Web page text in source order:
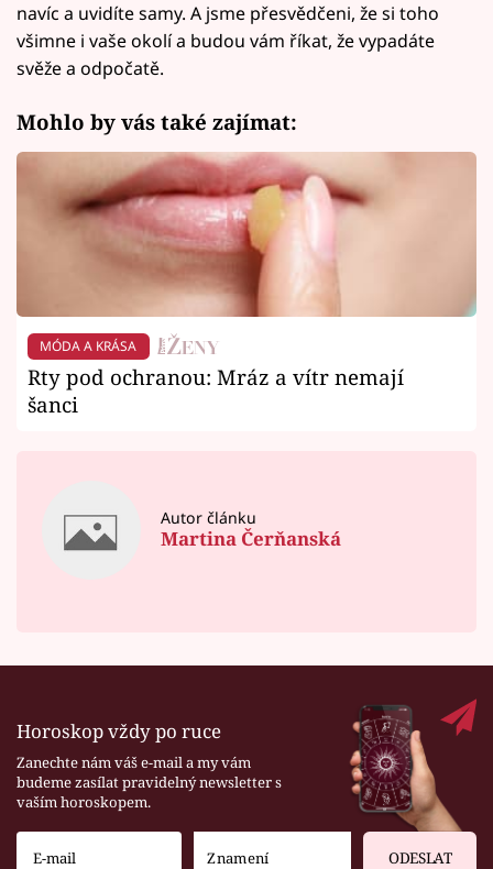
navíc a uvidíte samy. A jsme přesvědčeni, že si toho
všimne i vaše okolí a budou vám říkat, že vypadáte
svěže a odpočatě.
Mohlo by vás také zajímat:
MÓDA A KRÁSA
Rty pod ochranou: Mráz a vítr nemají
šanci
Autor článku
Martina Čerňanská
Horoskop vždy po ruce
Zanechte nám váš e-mail a my vám
budeme zasílat pravidelný newsletter s
vaším horoskopem.
ODESLAT